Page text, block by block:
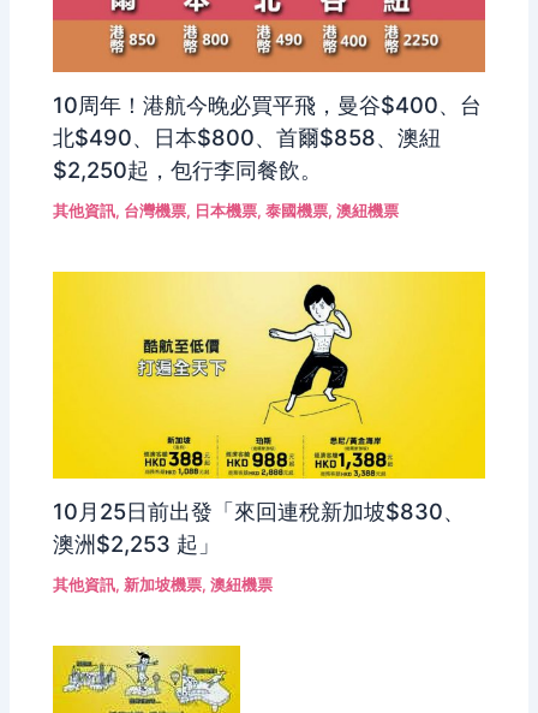
10周年！港航今晚必買平飛，曼谷$400、台
北$490、日本$800、首爾$858、澳紐
$2,250起，包行李同餐飲。
其他資訊, 台灣機票, 日本機票,泰國機票,澳紐機票
10月25日前出發「來回連稅新加坡$830、
澳洲$2,253 起」
其他資訊,新加坡機票,澳紐機票